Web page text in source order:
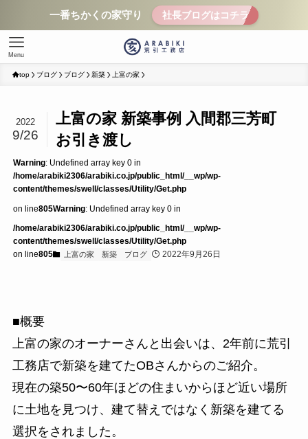
一番ちかくの家守り 社長ブログはコチラ
Menu
top ブログ ブログ 新築 上富の家
上富の家 新築事例 入間郡三芳町
お引き渡し
2022
9/26
Warning: Undefined array key 0 in
/home/arabiki2306/arabiki.co.jp/public_html/__wp/wp-
content/themes/swell/classes/Utility/Get.php
on line805Warning: Undefined array key 0 in
/home/arabiki2306/arabiki.co.jp/public_html/__wp/wp-
content/themes/swell/classes/Utility/Get.php
on line805 上富の家 新築 ブログ 2022年9月26日
■概要
上富の家のオーナーさんと出会いは、2年前に荒引
工務店で新築を建てたOBさんからのご紹介。
現在の築50〜60年ほどの住まいからほど近い場所
に土地を見つけ、建て替えではなく新築を建てる
選択をされました。